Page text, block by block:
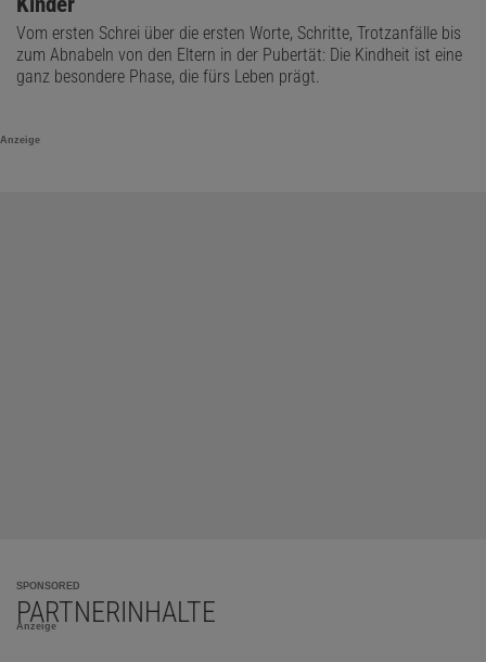
Vom ersten Schrei über die ersten Worte, Schritte, Trotzanfälle bis
zum Abnabeln von den Eltern in der Pubertät: Die Kindheit ist eine
ganz besondere Phase, die fürs Leben prägt.
Anzeige
SPONSORED
PARTNERINHALTE
Anzeige